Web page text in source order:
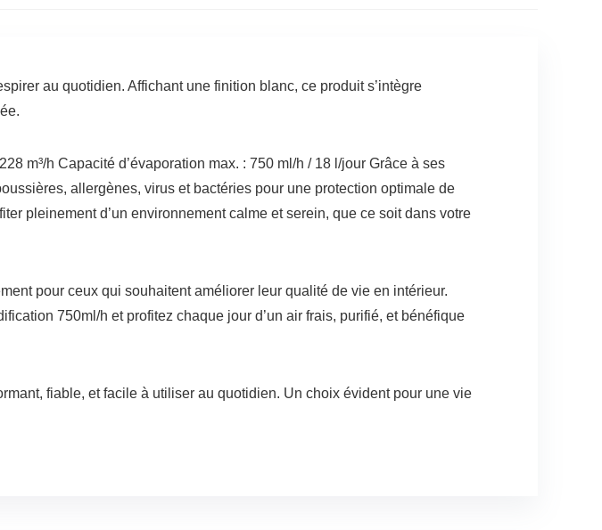
au quotidien. Affichant une finition blanc, ce produit s’intègre
m³/h Capacité d’évaporation max. : 750 ml/h / 18 l/jour Grâce à ses
allergènes, virus et bactéries pour une protection optimale de
pleinement d’un environnement calme et serein, que ce soit dans votre
pour ceux qui souhaitent améliorer leur qualité de vie en intérieur.
750ml/h et profitez chaque jour d’un air frais, purifié, et bénéfique
fiable, et facile à utiliser au quotidien. Un choix évident pour une vie